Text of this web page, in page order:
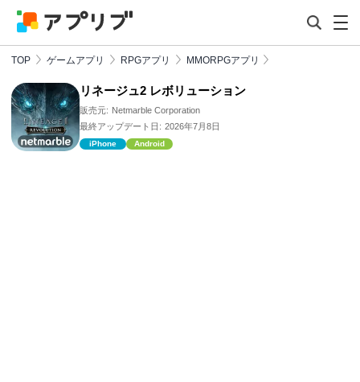
TOP ゲームアプリ RPGアプリ MMORPGアプリ
リネージュ2 レボリューション
販売元: Netmarble Corporation
最終アップデート日: 2026年7月8日
iPhone Android